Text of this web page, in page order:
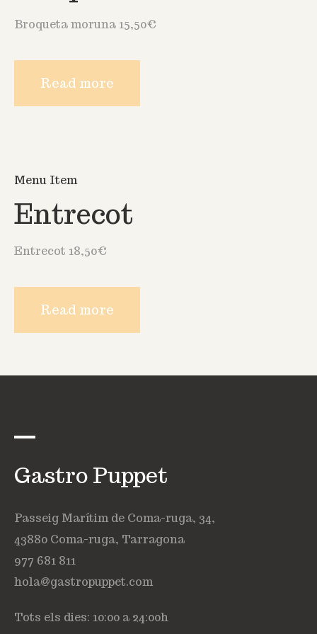
Broqueta moruna 15,50€
Read more
Menu Item
Entrecot
Entrecot 18,50€
Read more
Gastro Puppet
Passeig Marítim de Coma-ruga, 34,
43880 Coma-ruga, Tarragona
977 681 811
hola@gastropuppet.com
Tots els dies: 10:00 a 24:00h